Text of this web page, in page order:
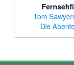
Tom
Die